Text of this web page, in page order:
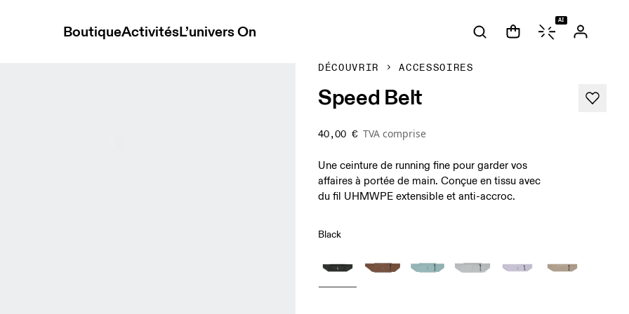
BoutiqueActivitésL’univers On
AI
DÉCOUVRIR ACCESSOIRES
Speed Belt
40,00 € TVA comprise
Une ceinture de running fine pour garder vos
affaires à portée de main. Conçue en tissu avec
du fil UHMWPE extensible et anti-accroc.
Black